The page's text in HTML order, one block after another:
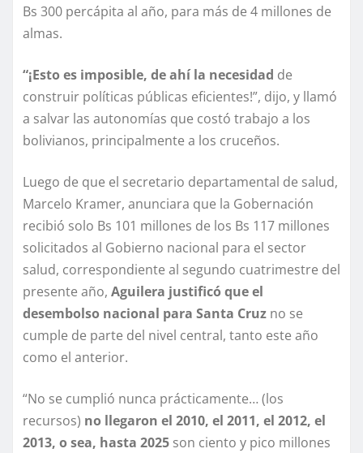
Bs 300 percápita al año, para más de 4 millones de
almas.
“¡Esto es imposible, de ahí la necesidad de
construir políticas públicas eficientes!”, dijo, y llamó
a salvar las autonomías que costó trabajo a los
bolivianos, principalmente a los cruceños.
Luego de que el secretario departamental de salud,
Marcelo Kramer, anunciara que la Gobernación
recibió solo Bs 101 millones de los Bs 117 millones
solicitados al Gobierno nacional para el sector
salud, correspondiente al segundo cuatrimestre del
presente año, Aguilera justificó que el
desembolso nacional para Santa Cruz no se
cumple de parte del nivel central, tanto este año
como el anterior.
“No se cumplió nunca prácticamente… (los
recursos) no llegaron el 2010, el 2011, el 2012, el
2013, o sea, hasta 2025 son ciento y pico millones